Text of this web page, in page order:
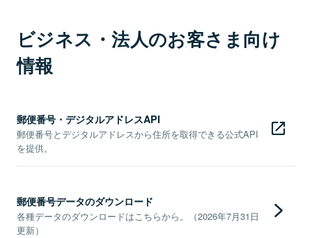
ビジネス・法人のお客さま向け
情報
郵便番号・デジタルアドレスAPI
郵便番号とデジタルアドレスから住所を取得できる公式API
を提供。
郵便番号データのダウンロード
各種データのダウンロードはこちらから。（2026年7月31日
更新）